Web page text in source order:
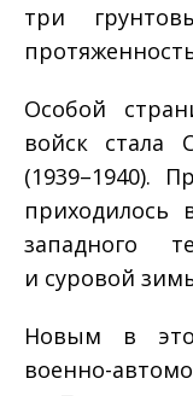
три
Особой
войск стала
(1939–1940).
приходилось
западного
и суровой
Новым в
военно-